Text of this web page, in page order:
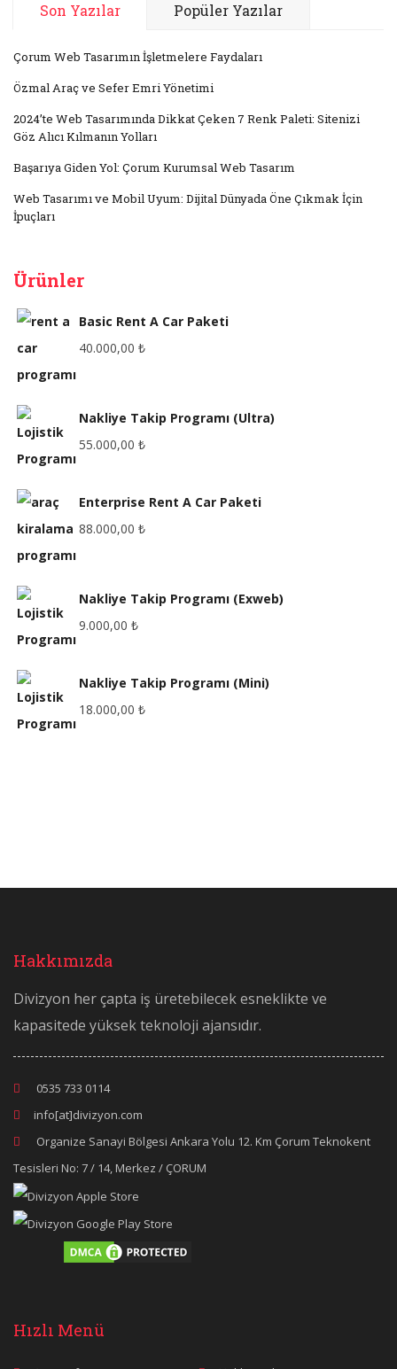
Son Yazılar Popüler Yazılar
Çorum Web Tasarımın İşletmelere Faydaları
Özmal Araç ve Sefer Emri Yönetimi
2024’te Web Tasarımında Dikkat Çeken 7 Renk Paleti: Sitenizi
Göz Alıcı Kılmanın Yolları
Başarıya Giden Yol: Çorum Kurumsal Web Tasarım
Web Tasarımı ve Mobil Uyum: Dijital Dünyada Öne Çıkmak İçin
İpuçları
Ürünler
Basic Rent A Car Paketi
40.000,00 ₺
Nakliye Takip Programı (Ultra)
55.000,00 ₺
Enterprise Rent A Car Paketi
88.000,00 ₺
Nakliye Takip Programı (Exweb)
9.000,00 ₺
Nakliye Takip Programı (Mini)
18.000,00 ₺
Hakkımızda
Divizyon her çapta iş üretebilecek esneklikte ve
kapasitede yüksek teknoloji ajansıdır.
0535 733 0114
info[at]divizyon.com
Organize Sanayi Bölgesi Ankara Yolu 12. Km Çorum Teknokent
Tesisleri No: 7 / 14, Merkez / ÇORUM
Hızlı Menü